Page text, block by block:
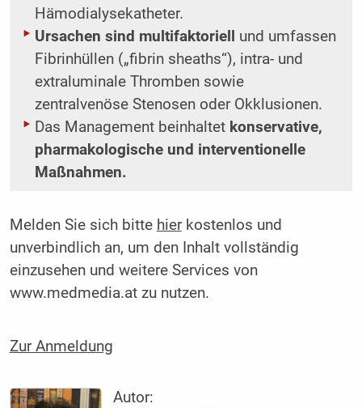
Hämodialysekatheter.
Ursachen sind multifaktoriell
und umfassen
Fibrinhüllen („fibrin sheaths“), intra- und
extraluminale Thromben sowie
zentralvenöse Stenosen oder Okklusionen.
Das Management beinhaltet konservative,
pharmakologische und interventionelle
Maßnahmen.
Melden Sie sich bitte hierkostenlos und
unverbindlich an, um den Inhalt vollständig
einzusehen und weitere Services von
www.medmedia.at zu nutzen.
Zur Anmeldung
Autor: